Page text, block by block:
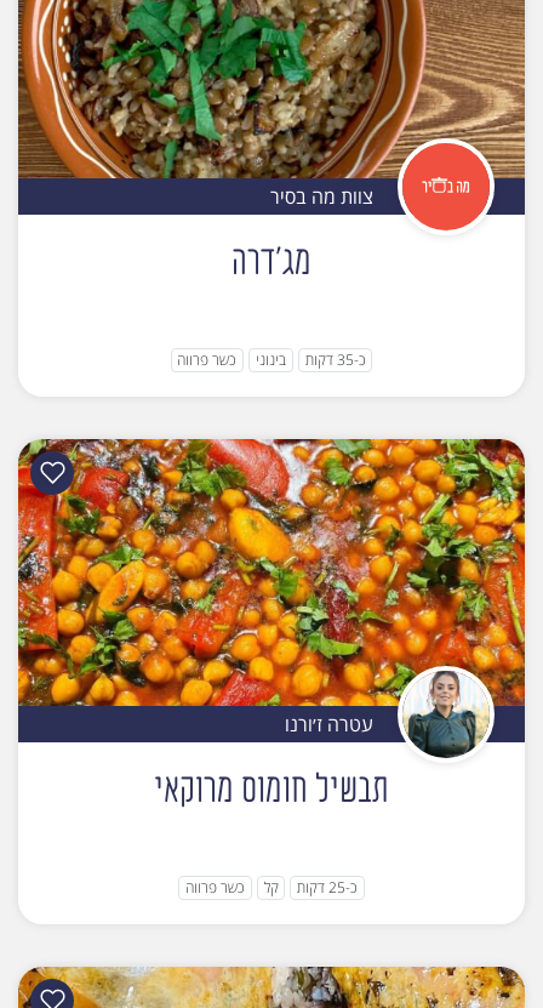
צוות מה בסיר
מג'דרה
כ-35 דקות בינוני כשר פרווה
עטרה ז׳ורנו
תבשיל חומוס מרוקאי
כ-25 דקות קל כשר פרווה